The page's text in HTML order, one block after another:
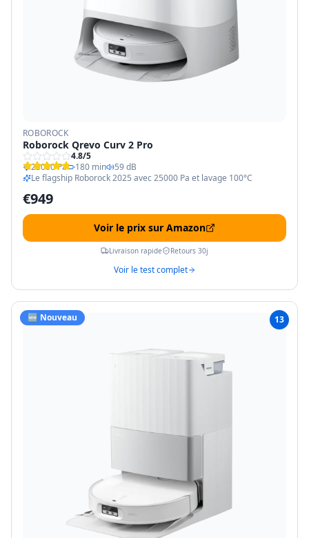
ROBOROCK
Roborock Qrevo Curv 2 Pro
4.8/5
25000 Pa
180 min
59 dB
Le flagship Roborock 2025 avec 25000 Pa et lavage 100°C
€949
Voir le prix sur Amazon
Livraison rapide Retours 30j
Voir le test complet
🆕 Nouveau 13